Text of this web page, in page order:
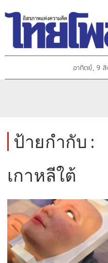
อาทิตย์, 9
ป้ายกำกับ :
เกาหลีใต้